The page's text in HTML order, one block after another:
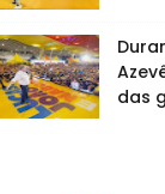
das